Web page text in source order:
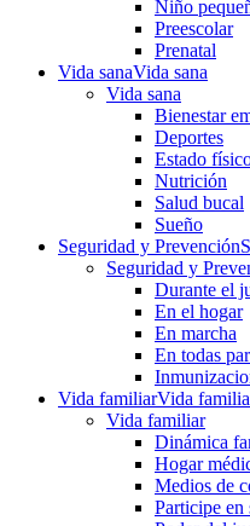
Niño
Preescolar
Prenatal
Vida sanaVida sana
Vida sana
Bienestar
Deportes
Estado
Nutrición
Salud bucal
Sueño
Seguridad y Prevención
Seguridad y
Durante el
En el hogar
En marcha
En todas
Vida familiarVida
Vida familiar
Dinámica
Hogar
Medios de
Participe en